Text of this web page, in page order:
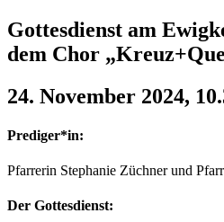
Gottesdienst am
dem Chor
24. November 2024,
Prediger*in:
Pfarrerin Stephanie Züchner und
Der Gottesdienst: